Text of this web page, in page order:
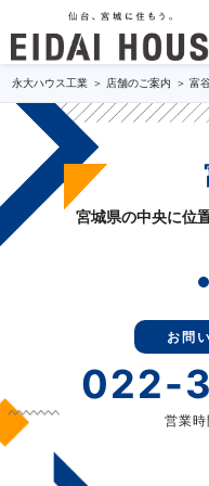
永大ハウス工業 店舗のご案内 富
宮城県の中央に位
お問
022-
営業